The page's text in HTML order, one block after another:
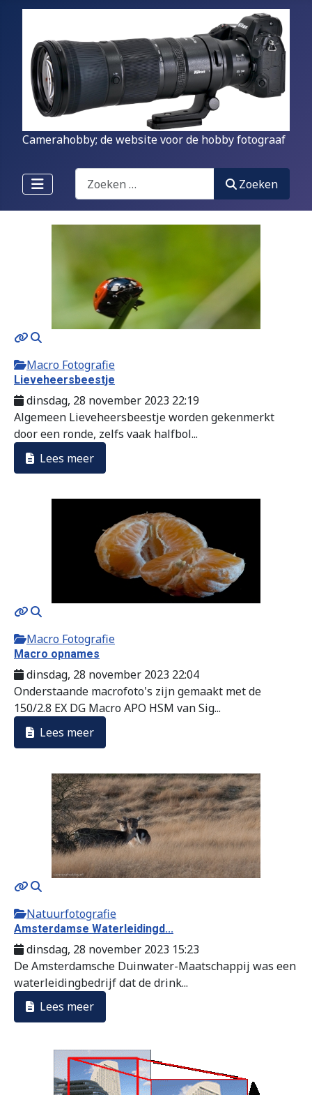
Camerahobby; de website voor de hobby fotograaf
Zoeken
Zoeken
Macro Fotografie
Lieveheersbeestje
dinsdag, 28 november 2023 22:19
Algemeen Lieveheersbeestje worden gekenmerkt
door een ronde, zelfs vaak halfbol...
Lees meer
Macro Fotografie
Macro opnames
dinsdag, 28 november 2023 22:04
Onderstaande macrofoto's zijn gemaakt met de
150/2.8 EX DG Macro APO HSM van Sig...
Lees meer
Natuurfotografie
Amsterdamse Waterleidingd...
dinsdag, 28 november 2023 15:23
De Amsterdamsche Duinwater-Maatschappij was een
waterleidingbedrijf dat de drink...
Lees meer